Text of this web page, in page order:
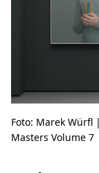
Foto: Marek Würfl
Masters Volume 7